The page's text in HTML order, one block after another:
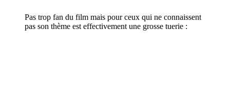
Pas trop fan du film mais pour ceux qui ne connaissent
pas son thème est effectivement une grosse tuerie :